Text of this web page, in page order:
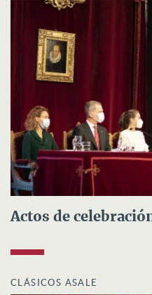
Actos de
CLÁSICOS ASALE